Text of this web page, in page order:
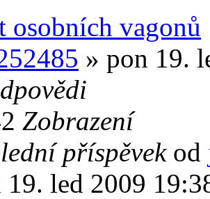
osobních vagonů
» pon 19.
Zobrazení
příspěvek od
19. led 2009